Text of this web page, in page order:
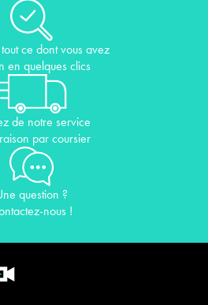
ce dont vous avez
en quelques clics
de notre service
par coursier
question ?
nous !